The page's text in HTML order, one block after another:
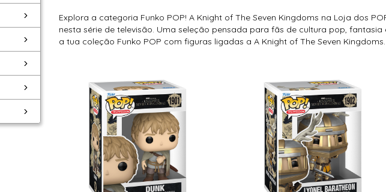
Explora a categoria Funko POP! A Knight of The Seven Kingdoms na Loja dos
nesta série de televisão. Uma seleção pensada para fãs de cultura pop,
a tua coleção Funko POP com figuras ligadas a A Knight of The Seven Kingdoms.